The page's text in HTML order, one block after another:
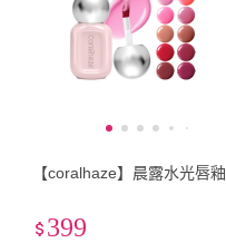
【coralhaze】晨露水光唇釉
399